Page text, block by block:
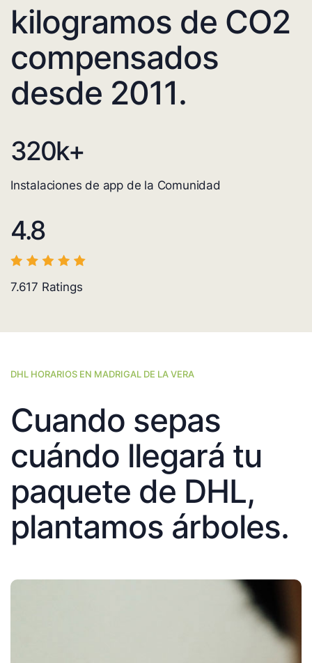
kilogramos de CO2
compensados
desde 2011.
320k+
Instalaciones de app de la Comunidad
4.8
7.617 Ratings
DHL HORARIOS EN MADRIGAL DE LA VERA
Cuando sepas
cuándo llegará tu
paquete de DHL,
plantamos árboles.